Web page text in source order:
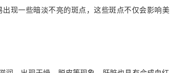
现一些暗淡不亮的斑点，这些斑点不仅会影响美